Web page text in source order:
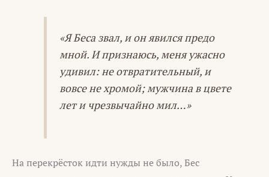
«Я Беса звал, и он явился предо
мной. И признаюсь, меня ужасно
удивил: не отвратительный, и
вовсе не хромой; мужчина в цвете
лет и чрезвычайно мил…»
На перекрёсток идти нужды не было, Бес